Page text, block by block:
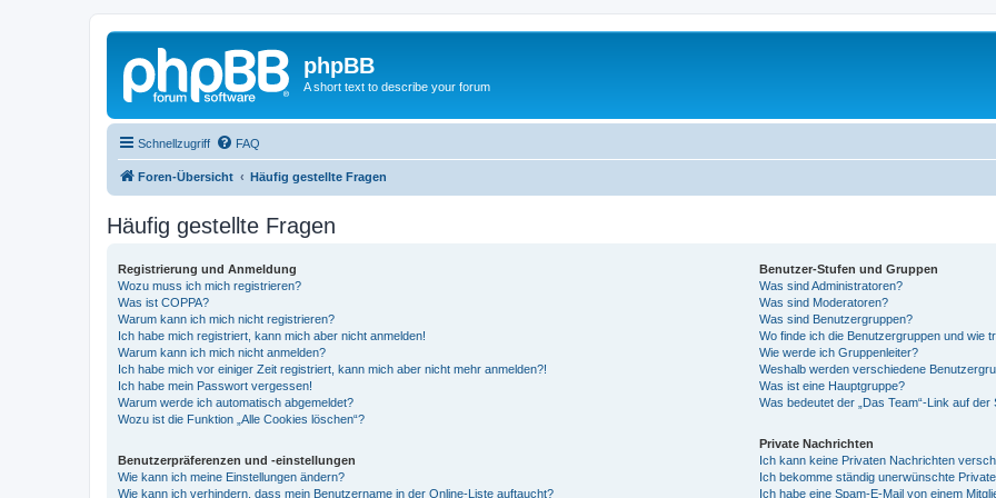
phpBB
A short text to describe your forum
Schnellzugriff FAQ
Foren-Übersicht Häufig gestellte Fragen
Häufig gestellte Fragen
Registrierung und Anmeldung
Wozu muss ich mich registrieren?
Was ist COPPA?
Warum kann ich mich nicht registrieren?
Ich habe mich registriert, kann mich aber nicht anmelden!
Warum kann ich mich nicht anmelden?
Ich habe mich vor einiger Zeit registriert, kann mich aber nicht mehr anmelden?!
Ich habe mein Passwort vergessen!
Warum werde ich automatisch abgemeldet?
Wozu ist die Funktion „Alle Cookies löschen“?
Benutzerpräferenzen und -einstellungen
Wie kann ich meine Einstellungen ändern?
Wie kann ich verhindern, dass mein Benutzername in der Online-Liste auftaucht?
Benutzer-Stufen und Gruppen
Was sind Administratoren?
Was sind Moderatoren?
Was sind Benutzergruppen?
Wo finde ich die Benutzergruppen und wie
Wie werde ich Gruppenleiter?
Weshalb werden verschiedene
Was ist eine Hauptgruppe?
Was bedeutet der „Das Team“-Link auf der
Private Nachrichten
Ich kann keine Privaten Nachrichten
Ich bekomme ständig unerwünschte
Ich habe eine Spam-E-Mail von einem